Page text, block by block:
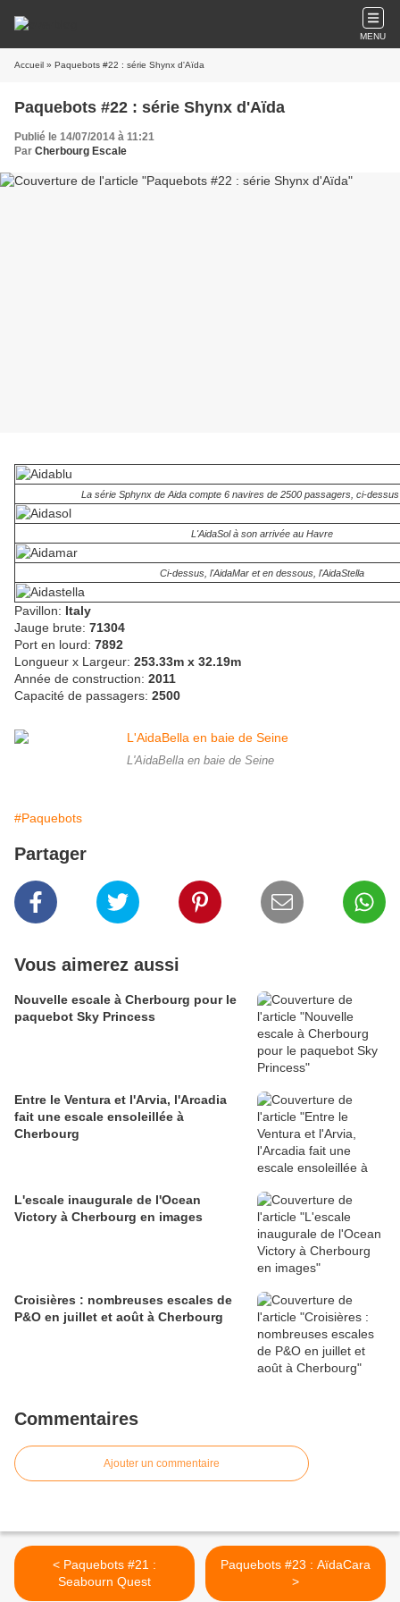
MENU
Accueil » Paquebots #22 : série Shynx d'Aïda
Paquebots #22 : série Shynx d'Aïda
Publié le 14/07/2014 à 11:21
Par Cherbourg Escale
La série Sphynx de Aida compte 6 navires de 2500 passagers, ci-dessus
L'AidaSol à son arrivée au Havre
Ci-dessus, l'AidaMar et en dessous, l'AidaStella
Pavillon: Italy
Jauge brute: 71304
Port en lourd: 7892
Longueur x Largeur: 253.33m x 32.19m
Année de construction: 2011
Capacité de passagers: 2500
L'AidaBella en baie de Seine
#Paquebots
Partager
Vous aimerez aussi
Nouvelle escale à Cherbourg pour le
paquebot Sky Princess
Entre le Ventura et l'Arvia, l'Arcadia
fait une escale ensoleillée à
Cherbourg
L'escale inaugurale de l'Ocean
Victory à Cherbourg en images
Croisières : nombreuses escales de
P&O en juillet et août à Cherbourg
Commentaires
Ajouter un commentaire
< Paquebots #21 :
Seabourn Quest
Paquebots #23 : AïdaCara
>